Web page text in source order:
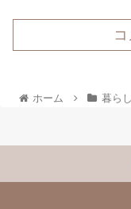
ホーム 暮ら